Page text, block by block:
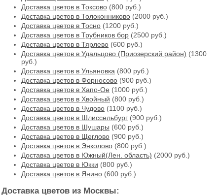
Доставка цветов в Токсово (800 руб.)
Доставка цветов в Толоконниково (2000 руб.)
Доставка цветов в Тосно (1200 руб.)
Доставка цветов в Трубников бор (2500 руб.)
Доставка цветов в Тярлево (600 руб.)
Доставка цветов в Удальцово (Приозерский район) (1300
руб.)
Доставка цветов в Ульяновка (800 руб.)
Доставка цветов в Форносово (900 руб.)
Доставка цветов в Хапо-Ое (1000 руб.)
Доставка цветов в Хвойный (800 руб.)
Доставка цветов в Чудово (1100 руб.)
Доставка цветов в Шлиссельбург (900 руб.)
Доставка цветов в Шушары (600 руб.)
Доставка цветов в Щеглово (900 руб.)
Доставка цветов в Энколово (800 руб.)
Доставка цветов в Южный(Лен. область) (2000 руб.)
Доставка цветов в Юкки (800 руб.)
Доставка цветов в Янино (600 руб.)
Доставка цветов из Москвы: